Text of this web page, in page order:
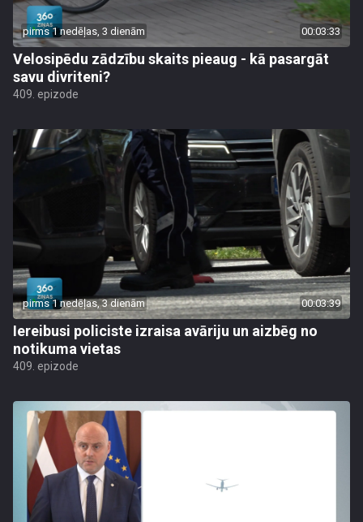
pirms 1 nedēļas, 3 dienām 00:03:33
Velosipēdu zādzību skaits pieaug - kā pasargāt
savu divriteni?
409. epizode
pirms 1 nedēļas, 3 dienām 00:03:39
Iereibusi policiste izraisa avāriju un aizbēg no
notikuma vietas
409. epizode